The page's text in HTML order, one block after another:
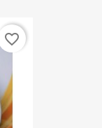
favorite_border